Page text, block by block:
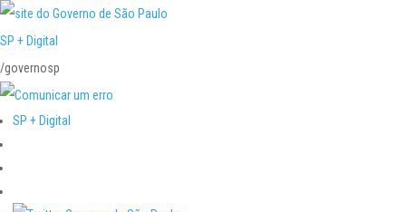
SP + Digital
/governosp
SP + Digital